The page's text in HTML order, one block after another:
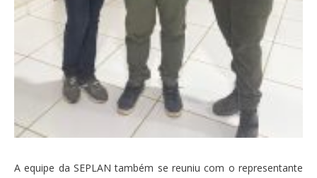
A equipe da SEPLAN também se reuniu com o representante